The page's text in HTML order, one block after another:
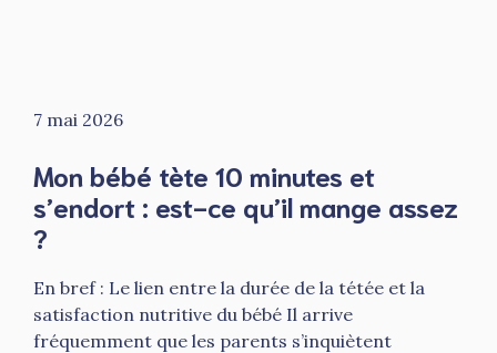
7 mai 2026
Mon bébé tète 10 minutes et
s’endort : est-ce qu’il mange assez
?
En bref : Le lien entre la durée de la tétée et la
satisfaction nutritive du bébé Il arrive
fréquemment que les parents s’inquiètent